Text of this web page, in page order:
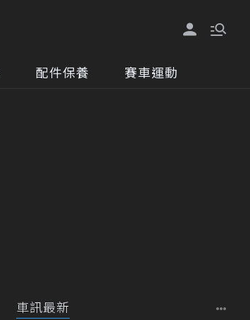
配件保養 賽車運動
車訊最新